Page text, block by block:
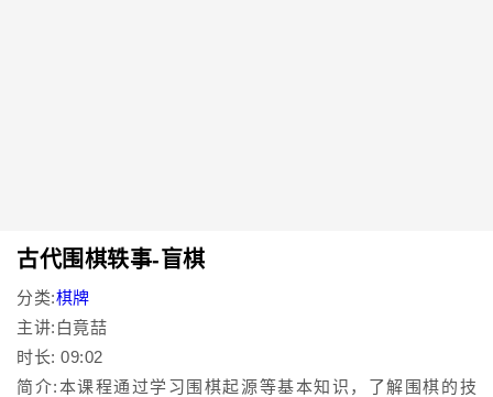
古代围棋轶事-盲棋
分类:棋牌
主讲:白竟喆
时长: 09:02
简介:本课程通过学习围棋起源等基本知识，了解围棋的技